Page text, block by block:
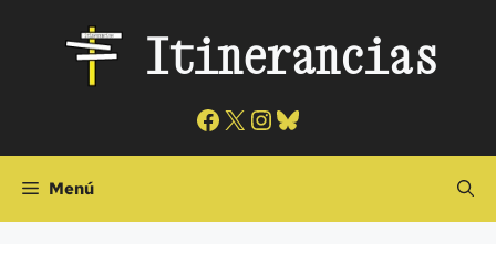
contenido
Itinerancias
Facebook
X Instagram
Bluesky
Menú